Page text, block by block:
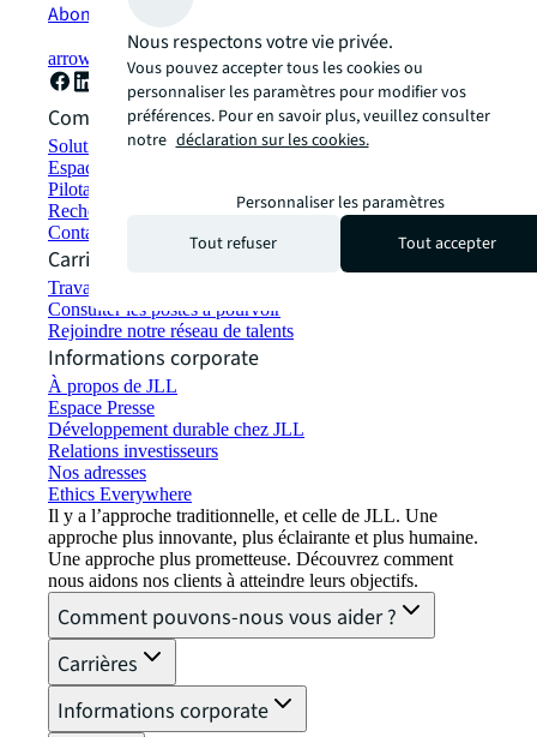
Abonnez-vous maintenant
arrow_forward
Comment pouvons-nous vous aider ?
Solutions durables
Espaces de travail hybrides et stratégie Flex-office
Pilotage et gestion d'actifs
Rechercher et louer des locaux
Contactez-nous
Carrières
Travailler chez JLL
Consulter les postes à pourvoir
Rejoindre notre réseau de talents
Informations corporate
À propos de JLL
Espace Presse
Développement durable chez JLL
Relations investisseurs
Nos adresses
Ethics Everywhere
Il y a l’approche traditionnelle, et celle de JLL. Une
approche plus innovante, plus éclairante et plus humaine.
Une approche plus prometteuse. Découvrez comment
nous aidons nos clients à atteindre leurs objectifs.
Comment pouvons-nous vous aider ?
Carrières
Informations corporate
Nous respectons votre vie privée.
Vous pouvez accepter tous les cookies ou
personnaliser les paramètres pour modifier vos
préférences. Pour en savoir plus, veuillez consulter
notre déclaration sur les cookies.
Personnaliser les paramètres
Tout refuser
Tout accepter